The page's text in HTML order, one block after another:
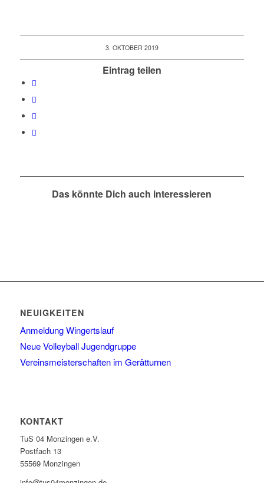
3. OKTOBER 2019
Eintrag teilen
Das könnte Dich auch interessieren
NEUIGKEITEN
Anmeldung Wingertslauf
Neue Volleyball Jugendgruppe
Vereinsmeisterschaften im Gerätturnen
KONTAKT
TuS 04 Monzingen e.V.
Postfach 13
55569 Monzingen